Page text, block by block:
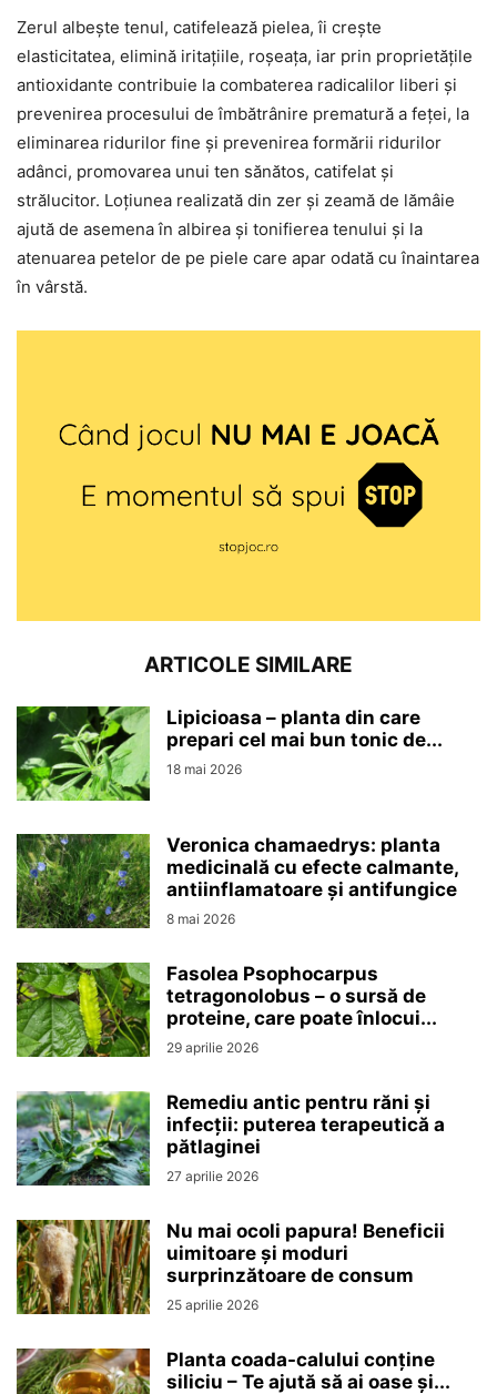
Zerul albește tenul, catifelează pielea, îi crește
elasticitatea, elimină iritațiile, roșeața, iar prin proprietățile
antioxidante contribuie la combaterea radicalilor liberi și
prevenirea procesului de îmbătrânire prematură a feței, la
eliminarea ridurilor fine și prevenirea formării ridurilor
adânci, promovarea unui ten sănătos, catifelat și
strălucitor. Loțiunea realizată din zer și zeamă de lămâie
ajută de asemena în albirea și tonifierea tenului și la
atenuarea petelor de pe piele care apar odată cu înaintarea
în vârstă.
ARTICOLE SIMILARE
Lipicioasa – planta din care
prepari cel mai bun tonic de...
18 mai 2026
Veronica chamaedrys: planta
medicinală cu efecte calmante,
antiinflamatoare și antifungice
8 mai 2026
Fasolea Psophocarpus
tetragonolobus – o sursă de
proteine, care poate înlocui...
29 aprilie 2026
Remediu antic pentru răni și
infecții: puterea terapeutică a
pătlaginei
27 aprilie 2026
Nu mai ocoli papura! Beneficii
uimitoare și moduri
surprinzătoare de consum
25 aprilie 2026
Planta coada-calului conține
siliciu – Te ajută să ai oase și...